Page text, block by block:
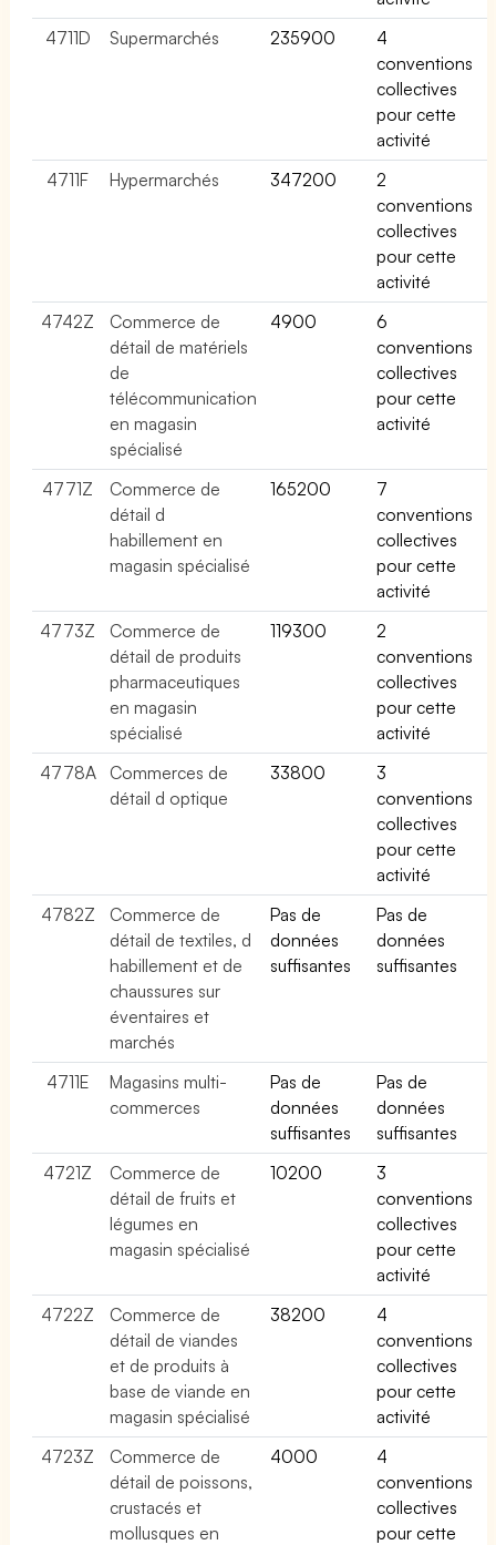
4711D
Supermarchés 235900
4
conventions
collectives
pour cette
activité
4711F
Hypermarchés 347200
2
conventions
collectives
pour cette
activité
4742Z
Commerce de
détail de matériels
de
télécommunication
en magasin
spécialisé
4900
6
conventions
collectives
pour cette
activité
4771Z
Commerce de
détail d
habillement en
magasin spécialisé
165200
7
conventions
collectives
pour cette
activité
4773Z
Commerce de
détail de produits
pharmaceutiques
en magasin
spécialisé
119300
2
conventions
collectives
pour cette
activité
4778A
Commerces de
détail d optique
33800
3
conventions
collectives
pour cette
activité
4782Z
Commerce de
détail de textiles, d
habillement et de
chaussures sur
éventaires et
marchés
Pas de
données
suffisantes
Pas de
données
suffisantes
4711E
Magasins multi-
commerces
Pas de
données
suffisantes
Pas de
données
suffisantes
4721Z
Commerce de
détail de fruits et
légumes en
magasin spécialisé
10200
3
conventions
collectives
pour cette
activité
4722Z
Commerce de
détail de viandes
et de produits à
base de viande en
magasin spécialisé
38200
4
conventions
collectives
pour cette
activité
4723Z
Commerce de
détail de poissons,
crustacés et
mollusques en
4000
4
conventions
collectives
pour cette